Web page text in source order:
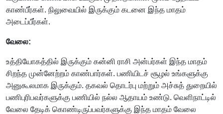
காண்பீர்கள். நிலுவையில் இருக்கும் கடனை இந்த மாதம்
அடைப்பீர்கள்.
வேலை:
உத்தியோகத்தில் இருக்கும் கன்னி ராசி அன்பர்கள் இந்த மாதம்
சிறந்த முன்னேற்றம் காண்பார்கள். பணியிடச் சூழல் உங்களுக்கு
அனுகூலமாக இருக்கும். தகவல் தொடர்பு மற்றும் அச்சுத் துறையில்
பணிபுரிபவர்களுக்கு பணியில் நல்ல ஆதாயம் உண்டு. வெளிநாட்டில்
வேலை தேடிக் கொண்டிருப்பவர்களுக்கு இந்த மாதம் வேலை